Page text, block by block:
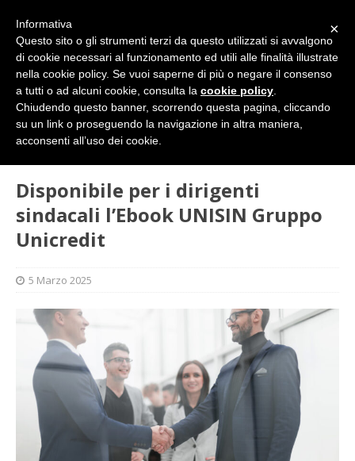
SINDACATO
Disponibile per i dirigenti sindacali
l’Ebook UNISIN Gruppo Unicredit
Disponibile per i dirigenti
sindacali l’Ebook UNISIN Gruppo
Unicredit
5 Marzo 2025
×
Informativa
Questo sito o gli strumenti terzi da questo utilizzati si avvalgono
di cookie necessari al funzionamento ed utili alle finalità illustrate
nella cookie policy. Se vuoi saperne di più o negare il consenso
a tutti o ad alcuni cookie, consulta la cookie policy
Chiudendo questo banner, scorrendo questa pagina, cliccando
su un link o proseguendo la navigazione in altra maniera,
acconsenti all’uso dei cookie.